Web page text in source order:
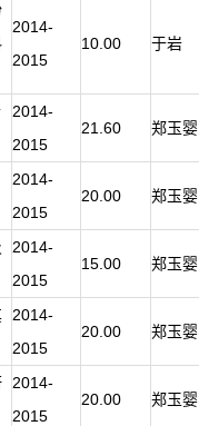
2014-
2015
10.00 于岩
2014-
2015
21.60 郑玉婴
2014-
2015
20.00 郑玉婴
2014-
2015
15.00 郑玉婴
2014-
2015
20.00 郑玉婴
2014-
2015
20.00 郑玉婴